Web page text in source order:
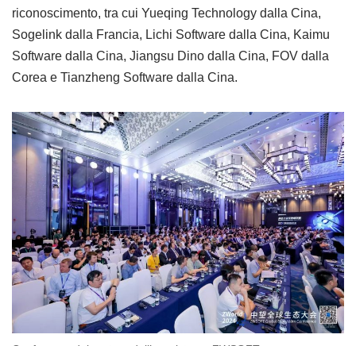
riconoscimento, tra cui Yueqing Technology dalla Cina,
Sogelink dalla Francia, Lichi Software dalla Cina, Kaimu
Software dalla Cina, Jiangsu Dino dalla Cina, FOV dalla
Corea e Tianzheng Software dalla Cina.